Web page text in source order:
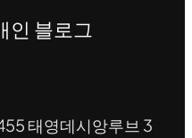
인 블로그
태영데시앙루브 3